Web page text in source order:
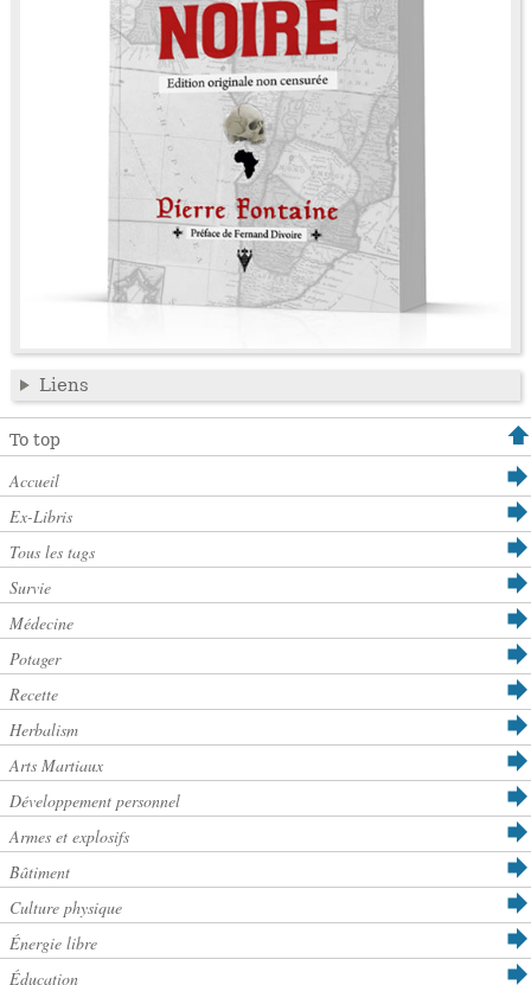
Liens
To top
Accueil
Ex-Libris
Tous les tags
Survie
Médecine
Potager
Recette
Herbalism
Arts Martiaux
Développement personnel
Armes et explosifs
Bâtiment
Culture physique
Énergie libre
Éducation